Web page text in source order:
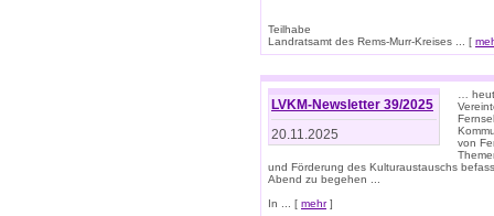
Teilhabe
Landratsamt des Rems-Murr-Kreises ... [
LVKM-Newsletter 39/2025
20.11.2025
…
von
und Förderung des Kulturaustauschs
Abend zu begehen ...
In ... [ mehr]